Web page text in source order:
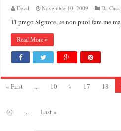
Devil Novembre 10, 2009 Da
Ti prego Signore, se non puoi fare me
Read More »
« First ... 10 « 17 18
40
... Last »